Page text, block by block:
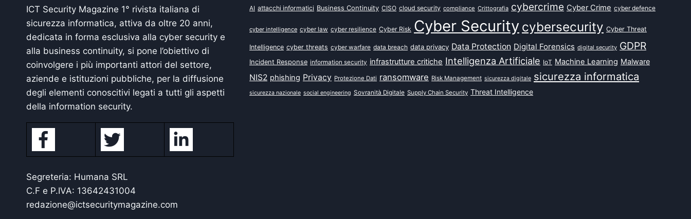
ICT Security Magazine 1° rivista italiana di
sicurezza informatica, attiva da oltre 20 anni,
dedicata in forma esclusiva alla cyber security e
alla business continuity, si pone l’obiettivo di
coinvolgere i più importanti attori del settore,
aziende e istituzioni pubbliche, per la diffusione
degli elementi conoscitivi legati a tutti gli aspetti
della information security.
Segreteria: Humana SRL
C.F e P.IVA: 13642431004
redazione@ictsecuritymagazine.com
AI attacchi informatici Business Continuity CISO cloud security compliance Crittografia cybercrime Cyber Crime cyber defence
cyber intelligence cyber law cyber resilience Cyber Risk Cyber Security cybersecurity Cyber Threat
Intelligence cyber threats cyber warfare data breach data privacy Data Protection Digital Forensics digital security GDPR
Incident Response information security infrastrutture critiche Intelligenza Artificiale IoT Machine Learning Malware
NIS2 phishing Privacy Protezione Dati ransomware Risk Management sicurezza digitale sicurezza informatica
sicurezza nazionale social engineering Sovranità Digitale Supply Chain Security Threat Intelligence